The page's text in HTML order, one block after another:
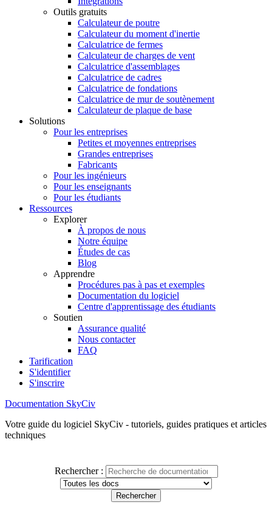
Outils gratuits
Calculateur de poutre
Calculateur du moment d'inertie
Calculatrice de fermes
Calculateur de charges de vent
Calculatrice d'assemblages
Calculatrice de cadres
Calculatrice de fondations
Calculatrice de mur de soutènement
Calculateur de plaque de base
Solutions
Pour les entreprises
Petites et moyennes entreprises
Grandes entreprises
Fabricants
Pour les ingénieurs
Pour les enseignants
Pour les étudiants
Ressources
Explorer
À propos de nous
Notre équipe
Études de cas
Blog
Apprendre
Procédures pas à pas et exemples
Documentation du logiciel
Centre d'apprentissage des étudiants
Soutien
Assurance qualité
Nous contacter
FAQ
Tarification
S'identifier
S'inscrire
Documentation SkyCiv
Votre guide du logiciel SkyCiv - tutoriels, guides pratiques et articles
techniques
Rechercher :